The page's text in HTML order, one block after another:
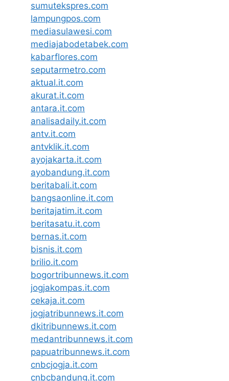
sumutekspres.com
lampungpos.com
mediasulawesi.com
mediajabodetabek.com
kabarflores.com
seputarmetro.com
aktual.it.com
akurat.it.com
antara.it.com
analisadaily.it.com
antv.it.com
antvklik.it.com
ayojakarta.it.com
ayobandung.it.com
beritabali.it.com
bangsaonline.it.com
beritajatim.it.com
beritasatu.it.com
bernas.it.com
bisnis.it.com
brilio.it.com
bogortribunnews.it.com
jogjakompas.it.com
cekaja.it.com
jogjatribunnews.it.com
dkitribunnews.it.com
medantribunnews.it.com
papuatribunnews.it.com
cnbcjogja.it.com
cnbcbandung.it.com